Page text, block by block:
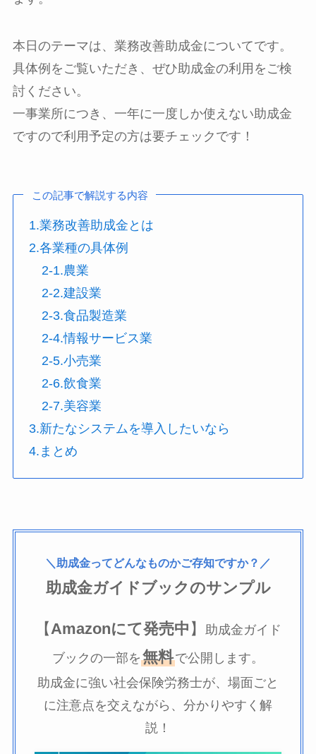
本日のテーマは、業務改善助成金についてです。
具体例をご覧いただき、ぜひ助成金の利用をご検
討ください。
一事業所につき、一年に一度しか使えない助成金
ですので利用予定の方は要チェックです！
この記事で解説する内容
1.業務改善助成金とは
2.各業種の具体例
2-1.農業
2-2.建設業
2-3.食品製造業
2-4.情報サービス業
2-5.小売業
2-6.飲食業
2-7.美容業
3.新たなシステムを導入したいなら
4.まとめ
＼助成金ってどんなものかご存知ですか？／
助成金ガイドブックのサンプル
【Amazonにて発売中 】
助成金ガイド
ブックの一部を 無料で公開します。
助成金に強い社会保険労務士が、場面ごと
に注意点を交えながら、分かりやすく解
説！